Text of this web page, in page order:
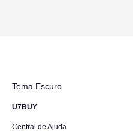
Tema Escuro
U7BUY
Central de Ajuda